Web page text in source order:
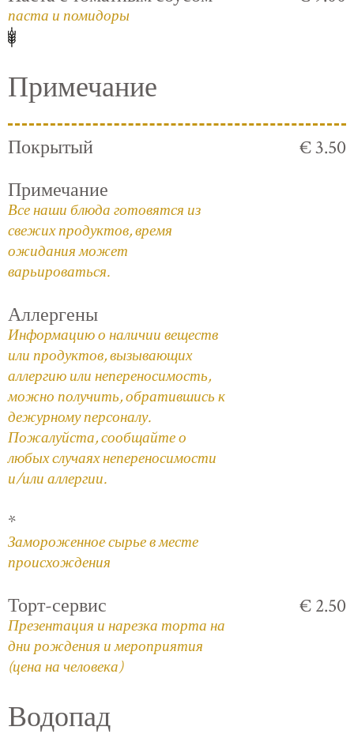
паста и помидоры
Примечание
Покрытый
€ 3.50
Примечание
Все наши блюда готовятся из
свежих продуктов, время
ожидания может
варьироваться.
Аллергены
Информацию о наличии веществ
или продуктов, вызывающих
аллергию или непереносимость,
можно получить, обратившись к
дежурному персоналу.
Пожалуйста, сообщайте о
любых случаях непереносимости
и/или аллергии.
*
Замороженное сырье в месте
происхождения
Торт-сервис
Презентация и нарезка торта на
дни рождения и мероприятия
(цена на человека)
€ 2.50
Водопад